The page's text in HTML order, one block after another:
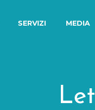
SERVIZI MEDIA